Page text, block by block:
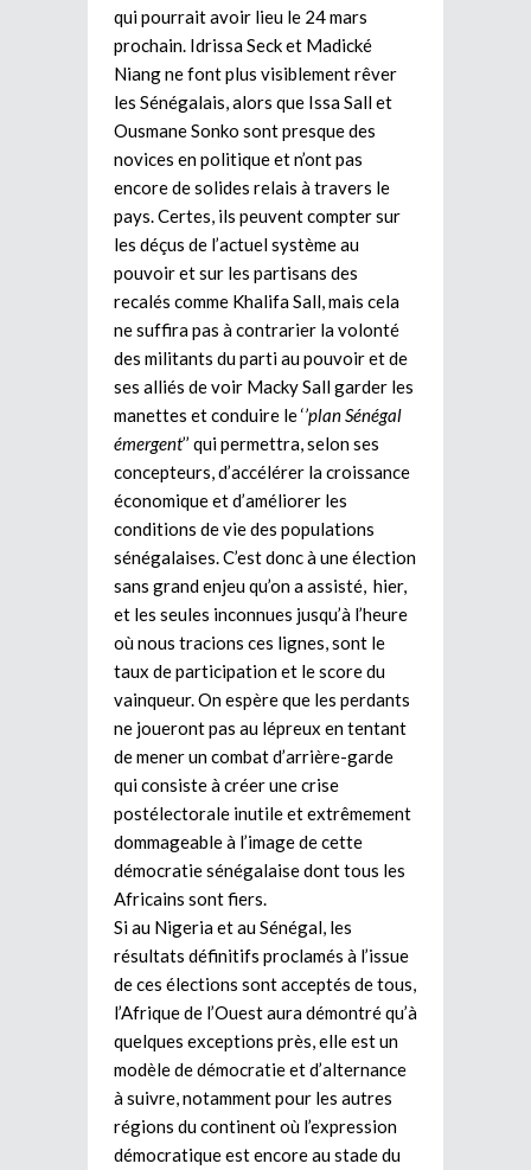
qui pourrait avoir lieu le 24 mars
prochain. Idrissa Seck et Madické
Niang ne font plus visiblement rêver
les Sénégalais, alors que Issa Sall et
Ousmane Sonko sont presque des
novices en politique et n’ont pas
encore de solides relais à travers le
pays. Certes, ils peuvent compter sur
les déçus de l’actuel système au
pouvoir et sur les partisans des
recalés comme Khalifa Sall, mais cela
ne suffira pas à contrarier la volonté
des militants du parti au pouvoir et de
ses alliés de voir Macky Sall garder les
manettes et conduire le ‘’plan Sénégal
émergent’’ qui permettra, selon ses
concepteurs, d’accélérer la croissance
économique et d’améliorer les
conditions de vie des populations
sénégalaises. C’est donc à une élection
sans grand enjeu qu’on a assisté, hier,
et les seules inconnues jusqu’à l’heure
où nous tracions ces lignes, sont le
taux de participation et le score du
vainqueur. On espère que les perdants
ne joueront pas au lépreux en tentant
de mener un combat d’arrière-garde
qui consiste à créer une crise
postélectorale inutile et extrêmement
dommageable à l’image de cette
démocratie sénégalaise dont tous les
Africains sont fiers.
Si au Nigeria et au Sénégal, les
résultats définitifs proclamés à l’issue
de ces élections sont acceptés de tous,
l’Afrique de l’Ouest aura démontré qu’à
quelques exceptions près, elle est un
modèle de démocratie et d’alternance
à suivre, notamment pour les autres
régions du continent où l’expression
démocratique est encore au stade du